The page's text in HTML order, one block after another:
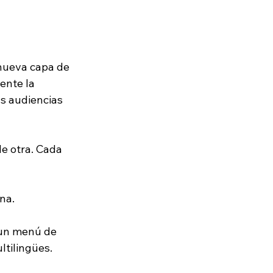
capa de
la
audiencias
otra. Cada
menú de